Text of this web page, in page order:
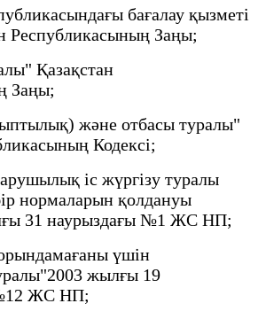
бағалау қызметі
Республикасының Заңы;
Қазақстан
Заңы;
және отбасы туралы"
Кодексі;
іс жүргізу туралы
нормаларын қолдануы
31 наурыздағы №1 ЖС НП;
үшін
жылғы 19
ЖС НП;